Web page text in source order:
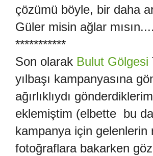
çözümü böyle, bir daha
Güler misin ağlar
***********
Son olarak Bulut Gölgesi
yılbaşı kampanyasına
ağırlıklıydı
eklemiştim (elbette bu
kampanya için gelenlerin
fotoğraflara bakarken